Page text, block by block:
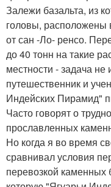
Залежи базальта, из
головы, расположены
от сан -Ло- ренсо.
до 40 тонн на такие
местности - задача не
путешественник и
Индейских Пирамид"
Часто говорят о
прославленных
Но когда я во время
сравнивал условия
перевозкой каменных